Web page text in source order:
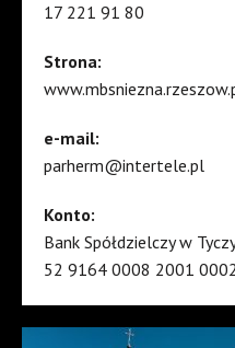
17 221 91 80
Strona:
e-mail:
parherm@intertele.pl
Konto:
Bank Spółdzielczy w
52 9164 0008 2001